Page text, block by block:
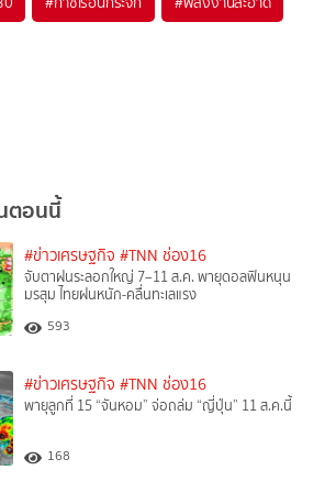
ตอนนี้
#ข่าวเศรษฐกิจ #TNN ช่อง16
จับตาฝนระลอกใหญ่ 7–11 ส.ค. พายุดอลฟินหนุน
มรสุม ไทยฝนหนัก-คลื่นทะเลแรง
593
#ข่าวเศรษฐกิจ #TNN ช่อง16
พายุลูกที่ 15 “จันหอม” จ่อถล่ม “ญี่ปุ่น” 11 ส.ค.นี้
168